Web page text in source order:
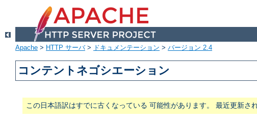
Apache > HTTP サーバ> ドキュメンテーション > バージョン 2.4
コンテントネゴシエーション
この日本語訳はすでに古くなっている 可能性があります。 最近更新さ